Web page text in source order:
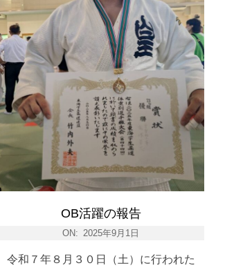
OB活躍の報告
ON: 2025年9月1日
令和７年８月３０日（土）に行われた